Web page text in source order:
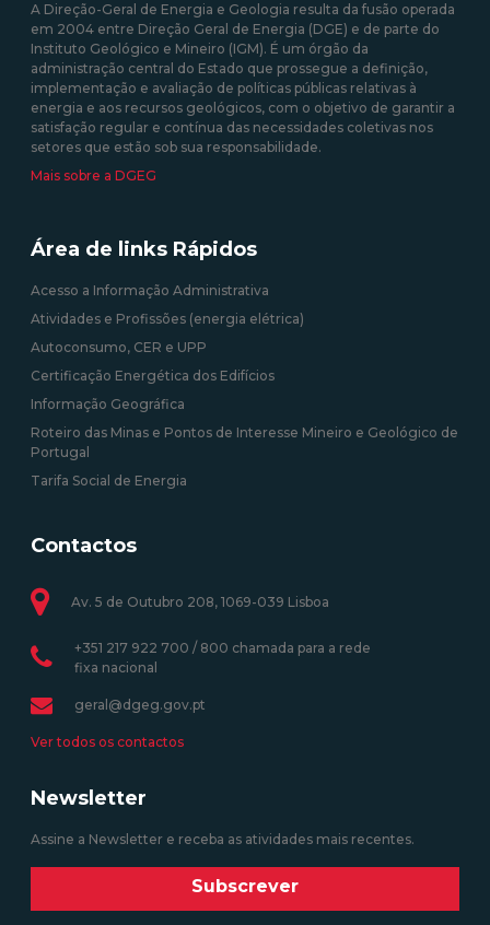
09/09/2020 12:00:00
10/08/2020 12:00:00
A Direção-Geral de Energia e Geologia resulta da fusão operada
em 2004 entre Direção Geral de Energia (DGE) e de parte do
Instituto Geológico e Mineiro (IGM). É um órgão da
administração central do Estado que prossegue a definição,
implementação e avaliação de políticas públicas relativas à
energia e aos recursos geológicos, com o objetivo de garantir a
satisfação regular e contínua das necessidades coletivas nos
setores que estão sob sua responsabilidade.
Mais sobre a DGEG
Área de links Rápidos
Acesso a Informação Administrativa
Atividades e Profissões (energia elétrica)
Autoconsumo, CER e UPP
Certificação Energética dos Edifícios
Informação Geográfica
Roteiro das Minas e Pontos de Interesse Mineiro e Geológico de
Portugal
Tarifa Social de Energia
Contactos
Av. 5 de Outubro 208, 1069-039 Lisboa
+351 217 922 700 / 800 chamada para a rede
fixa nacional
geral@dgeg.gov.pt
Ver todos os contactos
Newsletter
Assine a Newsletter e receba as atividades mais recentes.
Subscrever